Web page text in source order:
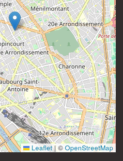
Leaflet |©OpenStreetMap
Instagram